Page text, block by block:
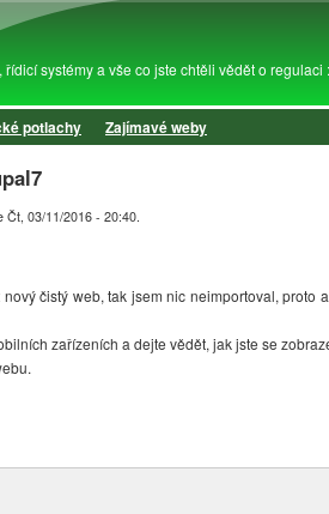
systémy a vše co jste chtěli vědět o regulaci
potlachy Zajímavé weby
Čt, 03/11/2016 - 20:40.
čistý web, tak jsem nic neimportoval, proto
zařízeních a dejte vědět, jak jste se